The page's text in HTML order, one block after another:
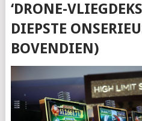
‘DRONE-
DIEPSTE
BOVENDIEN)